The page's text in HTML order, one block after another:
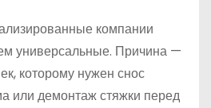
компании
универсальные. Причина —
которому нужен снос
или демонтаж стяжки перед